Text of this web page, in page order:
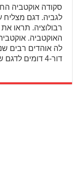
סקודה אוקטביה
לגביה. דגם מצליח
רבולוציה. תראו את
האוקטביה.
לה אוהדים רבים
דור-4 דומים לדגם שהחליפה, אבל משהו בקווים החדשים …